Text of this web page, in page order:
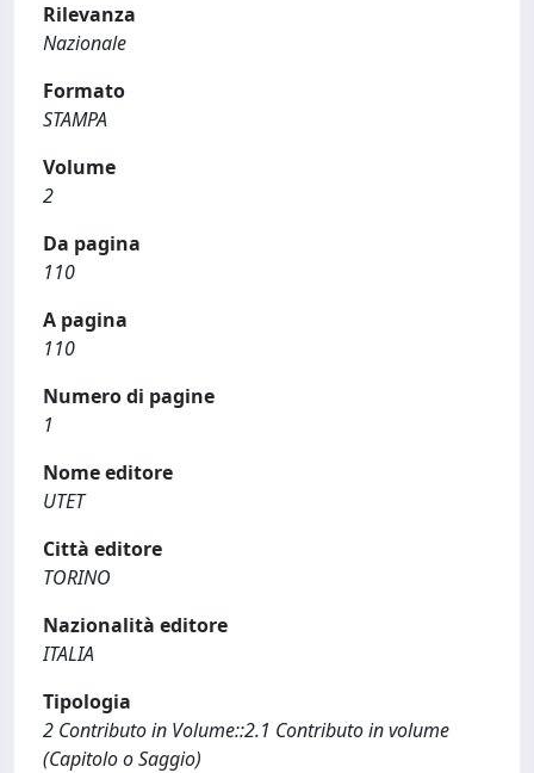
Rilevanza
Nazionale
Formato
STAMPA
Volume
2
Da pagina
110
A pagina
110
Numero di pagine
1
Nome editore
UTET
Città editore
TORINO
Nazionalità editore
ITALIA
Tipologia
2 Contributo in Volume::2.1 Contributo in volume
(Capitolo o Saggio)